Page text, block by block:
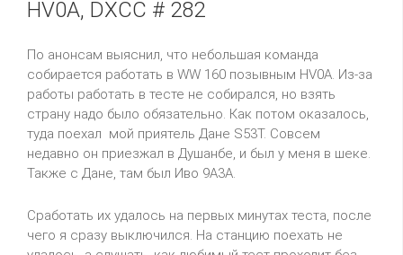
HV0A, DXCC # 282
По анонсам выяснил, что небольшая команда
собирается работать в WW 160 позывным HV0A. Из-за
работы работать в тесте не собирался, но взять
страну надо было обязательно. Как потом оказалось,
туда поехал мой приятель Дане S53T. Совсем
недавно он приезжал в Душанбе, и был у меня в шеке.
Также с Дане, там был Иво 9A3A.
Сработать их удалось на первых минутах теста, после
чего я сразу выключился. На станцию поехать не